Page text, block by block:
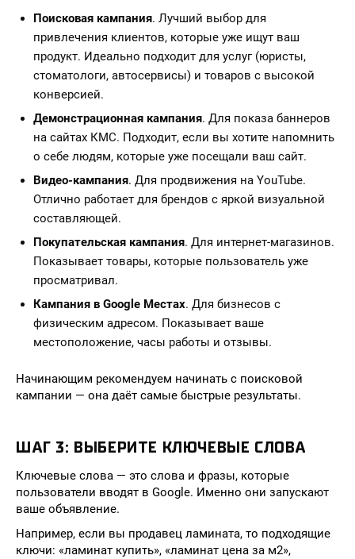
Поисковая кампания. Лучший выбор для
привлечения клиентов, которые уже ищут ваш
продукт. Идеально подходит для услуг (юристы,
стоматологи, автосервисы) и товаров с высокой
конверсией.
Демонстрационная кампания. Для показа баннеров
на сайтах КМС. Подходит, если вы хотите напомнить
о себе людям, которые уже посещали ваш сайт.
Видео-кампания. Для продвижения на YouTube.
Отлично работает для брендов с яркой визуальной
составляющей.
Покупательская кампания. Для интернет-магазинов.
Показывает товары, которые пользователь уже
просматривал.
Кампания в Google Местах. Для бизнесов с
физическим адресом. Показывает ваше
местоположение, часы работы и отзывы.
Начинающим рекомендуем начинать с поисковой
кампании — она даёт самые быстрые результаты.
ШАГ 3: ВЫБЕРИТЕ КЛЮЧЕВЫЕ СЛОВА
Ключевые слова — это слова и фразы, которые
пользователи вводят в Google. Именно они запускают
ваше объявление.
Например, если вы продавец ламината, то подходящие
ключи: «ламинат купить», «ламинат цена за м2»,